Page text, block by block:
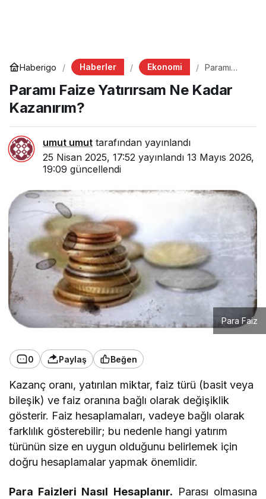
Haberigo Haberler Ekonomi
Paramı
Yatırırsam
Ne Kadar
Paramı Faize Yatırırsam Ne Kadar
Kazanırım?
umut umut tarafından yayınlandı
25 Nisan 2025, 17:52 yayınlandı 13 Mayıs 2026,
19:09 güncellendi
Para Faiz
0 Paylaş Beğen
Kazanç oranı, yatırılan miktar, faiz türü (basit veya
bileşik) ve faiz oranına bağlı olarak değişiklik
gösterir. Faiz hesaplamaları, vadeye bağlı olarak
farklılık gösterebilir; bu nedenle hangi yatırım
türünün size en uygun olduğunu belirlemek için
doğru hesaplamalar yapmak önemlidir.
Para Faizleri Nasıl Hesaplanır. Parası olmasına